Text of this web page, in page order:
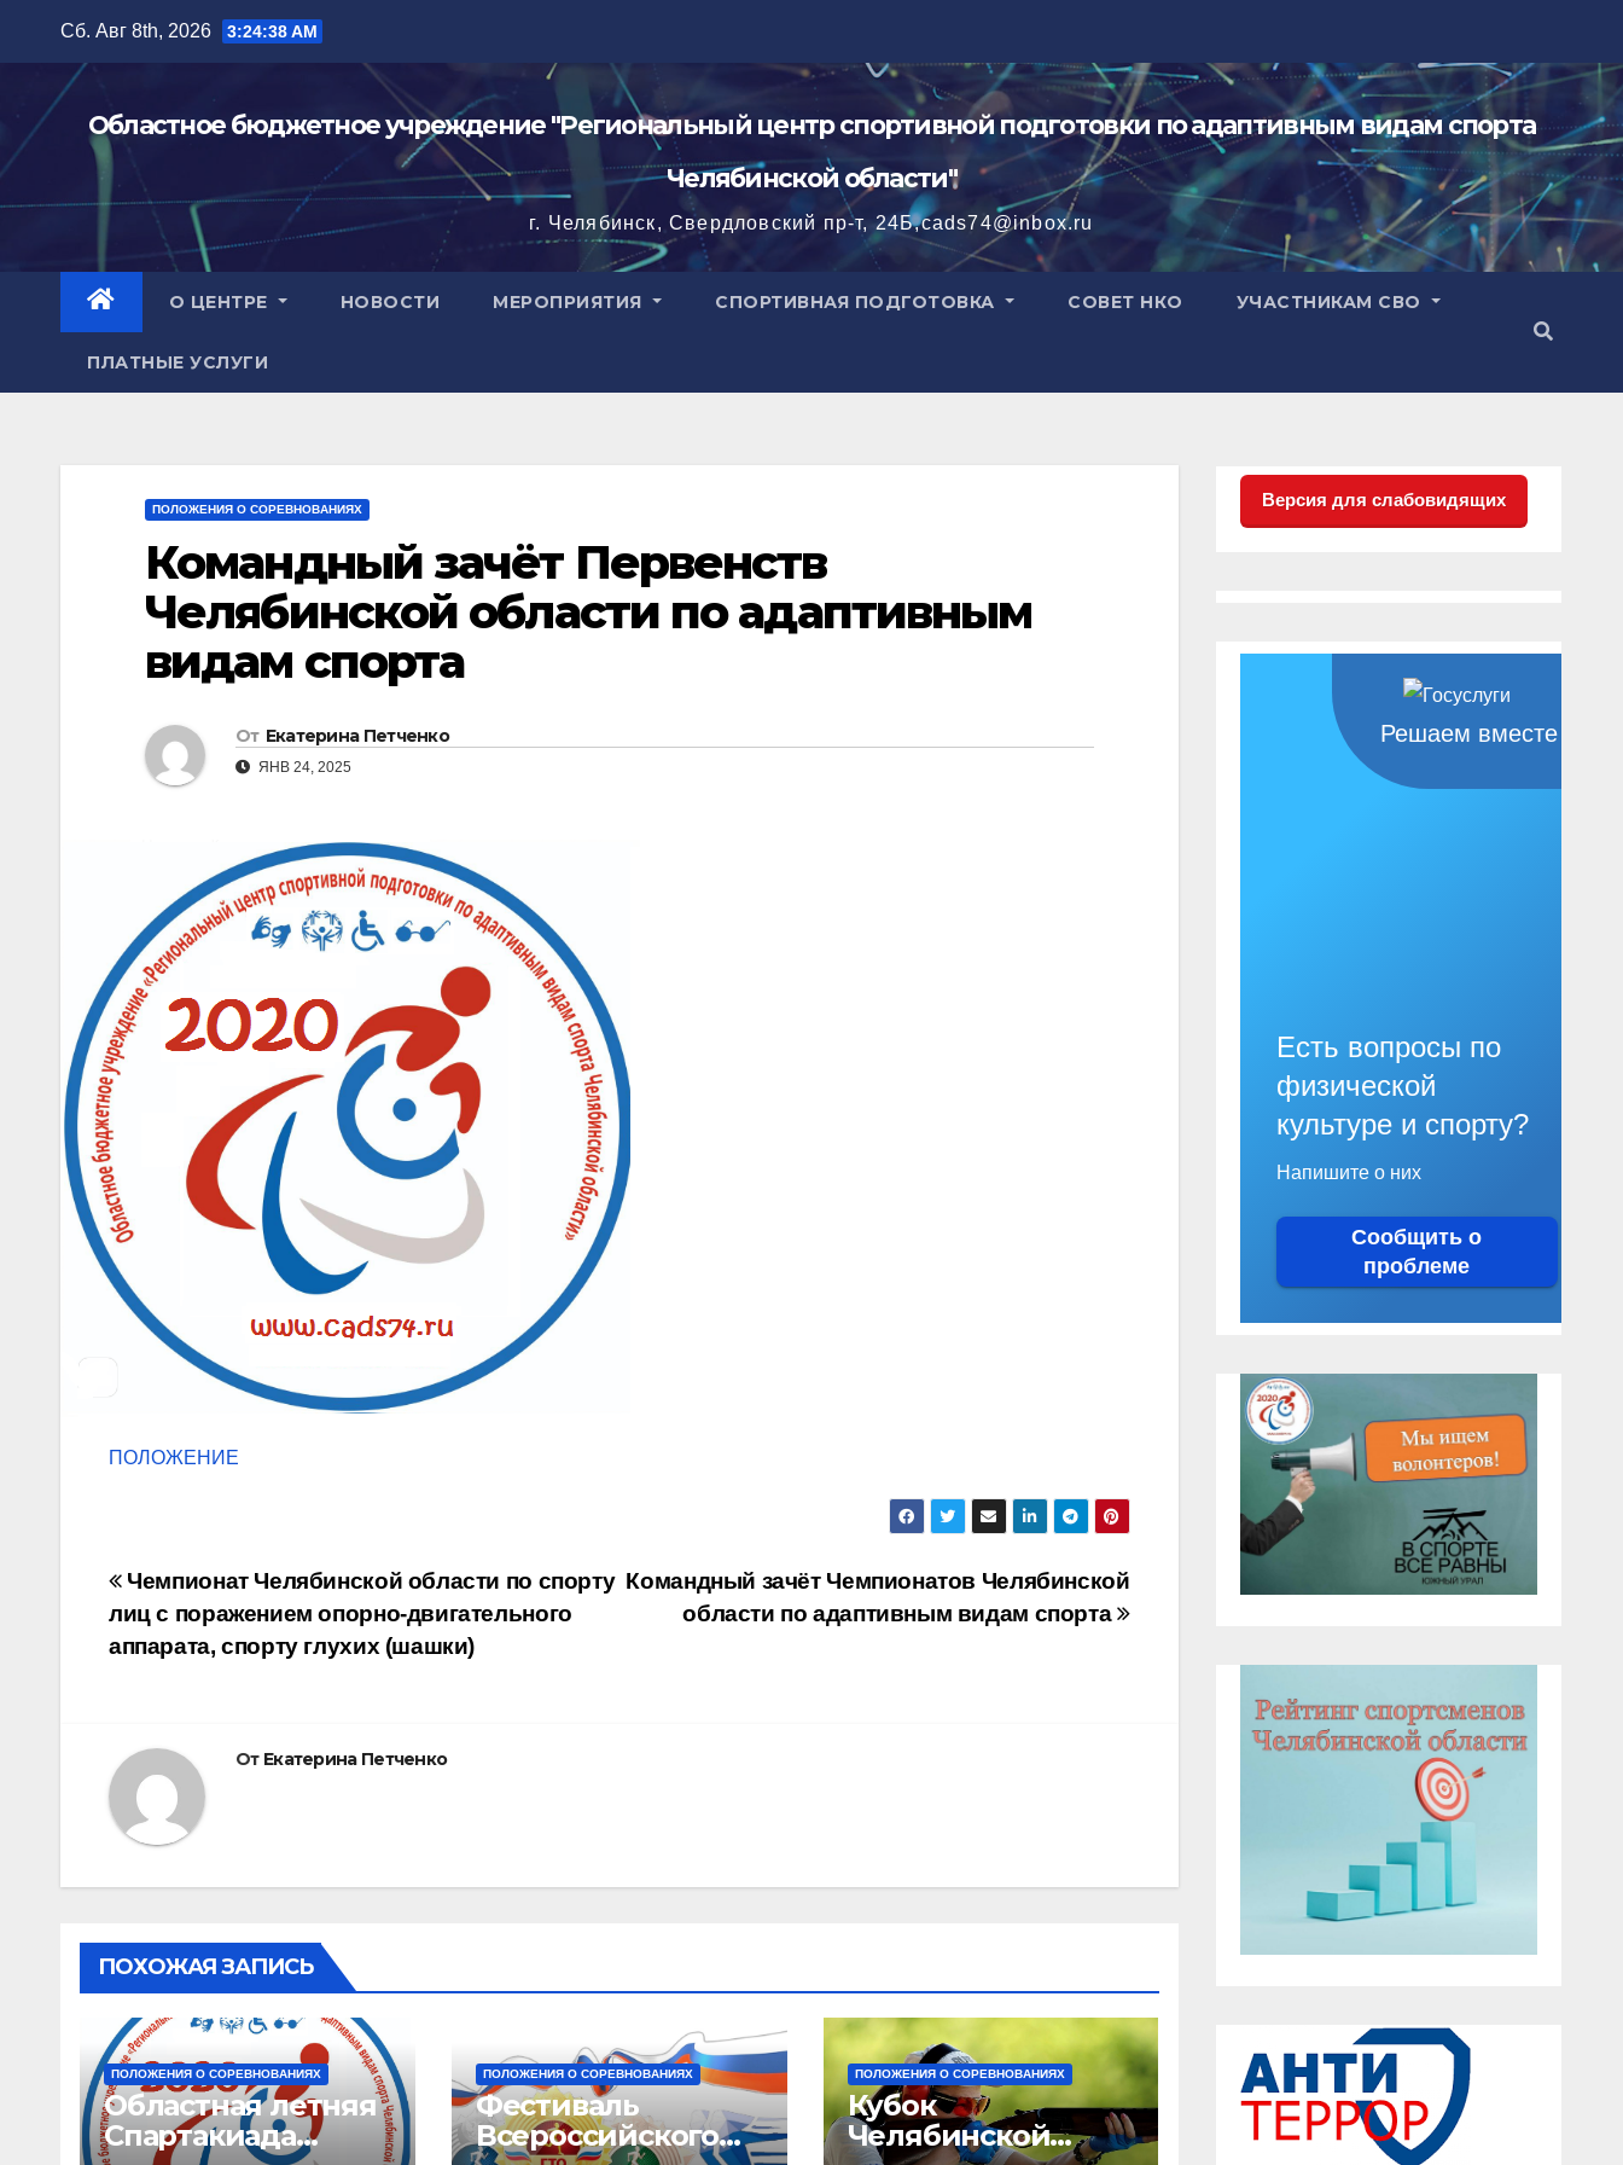
содержимому
Сб. Авг 8th, 2026 3:24:39 AM
Областное бюджетное учреждение "Региональный центр спортивной подготовки по адаптивным видам спорта
Челябинской области"
г. Челябинск, Свердловский пр-т, 24Б,cads74@inbox.ru
О ЦЕНТРЕ НОВОСТИ МЕРОПРИЯТИЯ СПОРТИВНАЯ ПОДГОТОВКА СОВЕТ НКО УЧАСТНИКАМ СВО
ПЛАТНЫЕ УСЛУГИ
ПОЛОЖЕНИЯ О СОРЕВНОВАНИЯХ
Командный зачёт Первенств
Челябинской области по адаптивным
видам спорта
От Екатерина Петченко
ЯНВ 24, 2025
ПОЛОЖЕНИЕ
Навигация
по
Командный зачёт Чемпионатов Челябинской
области по адаптивным видам спорта
Чемпионат Челябинской области по спорту
лиц с поражением опорно-двигательного
аппарата, спорту глухих (шашки)
От Екатерина Петченко
ПОХОЖАЯ ЗАПИСЬ
ПОЛОЖЕНИЯ О СОРЕВНОВАНИЯХ
Областная летняя
Спартакиада
ПОЛОЖЕНИЯ О СОРЕВНОВАНИЯХ
Фестиваль
Всероссийского
ПОЛОЖЕНИЯ О СОРЕВНОВАНИЯХ
Кубок
Челябинской
Версия для слабовидящих
Решаем вместе
Есть вопросы по
физической
культуре и спорту?
Напишите о них
Сообщить о
проблеме